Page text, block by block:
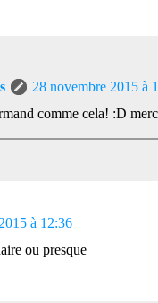
28 novembre 2015 à
comme cela! :D
à 12:36
ou presque